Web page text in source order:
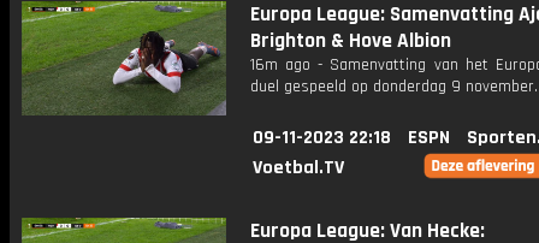
Europa League: Samenvatting
Brighton & Hove Albion
16m ago - Samenvatting van het
duel gespeeld op donderdag 9 november.
09-11-2023 22:18 ESPN
Voetbal.TV
Europa League: Van Hecke: